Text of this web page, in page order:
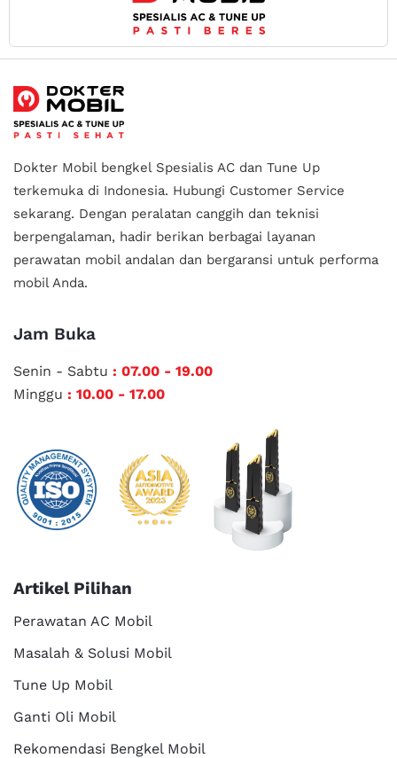
Dokter Mobil bengkel Spesialis AC dan Tune Up
terkemuka di Indonesia. Hubungi Customer Service
sekarang. Dengan peralatan canggih dan teknisi
berpengalaman, hadir berikan berbagai layanan
perawatan mobil andalan dan bergaransi untuk performa
mobil Anda.
Jam Buka
Senin - Sabtu : 07.00 - 19.00
Minggu : 10.00 - 17.00
Artikel Pilihan
Perawatan AC Mobil
Masalah & Solusi Mobil
Tune Up Mobil
Ganti Oli Mobil
Rekomendasi Bengkel Mobil